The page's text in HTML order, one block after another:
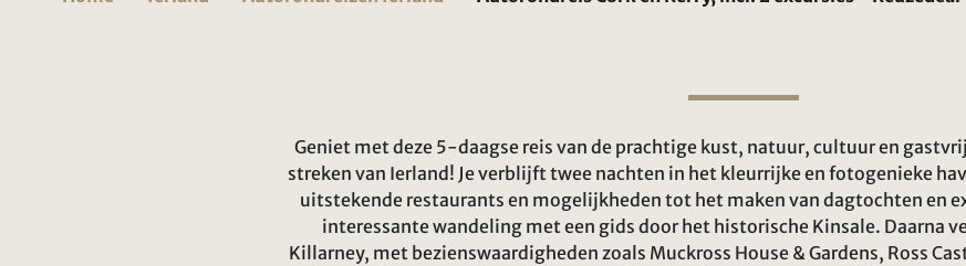
Geniet met deze 5-daagse reis van de prachtige kust, natuur, cultuur en
streken van Ierland! Je verblijft twee nachten in het kleurrijke en fotogenieke
uitstekende restaurants en mogelijkheden tot het maken van dagtochten en
interessante wandeling met een gids door het historische Kinsale. Daarna
Killarney, met bezienswaardigheden zoals Muckross House & Gardens, Ross